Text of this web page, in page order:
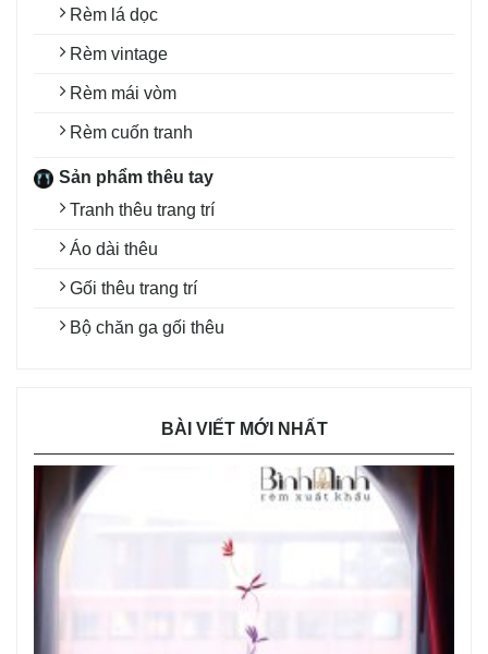
Rèm lá dọc
Rèm vintage
Rèm mái vòm
Rèm cuốn tranh
Sản phẩm thêu tay
Tranh thêu trang trí
Áo dài thêu
Gối thêu trang trí
Bộ chăn ga gối thêu
BÀI VIẾT MỚI NHẤT